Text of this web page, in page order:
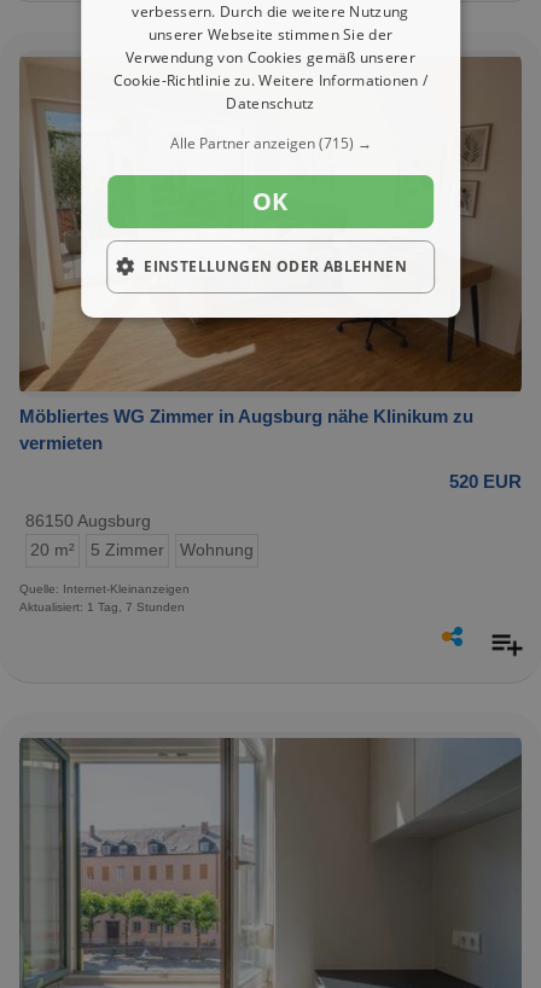
Möbliertes WG Zimmer in Augsburg nähe Klinikum zu
vermieten
520 EUR
86150 Augsburg
20 m²
5 Zimmer Wohnung
Quelle: Internet-Kleinanzeigen
Aktualisiert: 1 Tag, 7 Stunden
verbessern. Durch die weitere Nutzung
unserer Webseite stimmen Sie der
Verwendung von Cookies gemäß unserer
Cookie-Richtlinie zu.Weitere Informationen /
Datenschutz
Alle Partner anzeigen(715) →
OK
EINSTELLUNGEN ODER ABLEHNEN